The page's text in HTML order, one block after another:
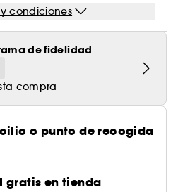
condiciones
de fidelidad
compra
o punto de recogida
gratis en tienda